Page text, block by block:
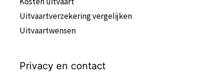
Uitvaartverzekering vergelijken
Uitvaartwensen
Privacy en contact